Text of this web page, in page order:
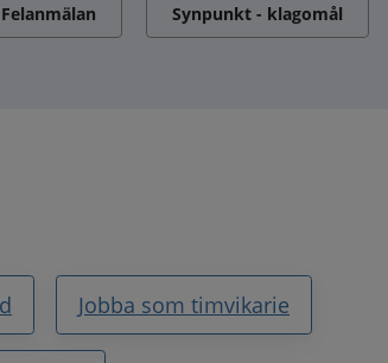
Felanmälan Synpunkt - klagomål
Jobba som timvikarie